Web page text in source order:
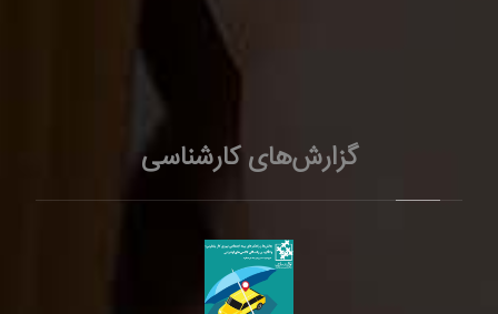
گزارش‌های کارشناسی